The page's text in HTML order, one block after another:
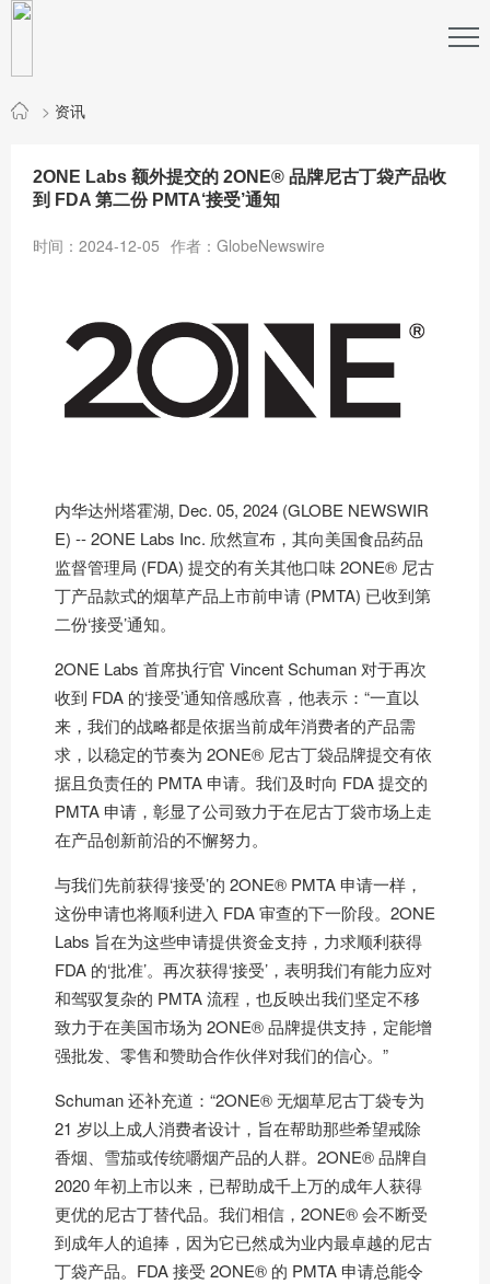
> 资讯
2ONE Labs 额外提交的 2ONE® 品牌尼古丁袋产品收
到 FDA 第二份 PMTA‘接受’通知
时间：2024-12-05 作者：GlobeNewswire
内华达州塔霍湖, Dec. 05, 2024 (GLOBE NEWSWIR
E) -- 2ONE Labs Inc. 欣然宣布，其向美国食品药品
监督管理局 (FDA) 提交的有关其他口味 2ONE® 尼古
丁产品款式的烟草产品上市前申请 (PMTA) 已收到第
二份‘接受’通知。
2ONE Labs 首席执行官 Vincent Schuman 对于再次
收到 FDA 的‘接受’通知倍感欣喜，他表示：“一直以
来，我们的战略都是依据当前成年消费者的产品需
求，以稳定的节奏为 2ONE® 尼古丁袋品牌提交有依
据且负责任的 PMTA 申请。我们及时向 FDA 提交的
PMTA 申请，彰显了公司致力于在尼古丁袋市场上走
在产品创新前沿的不懈努力。
与我们先前获得‘接受’的 2ONE® PMTA 申请一样，
这份申请也将顺利进入 FDA 审查的下一阶段。2ONE
Labs 旨在为这些申请提供资金支持，力求顺利获得
FDA 的‘批准’。再次获得‘接受’，表明我们有能力应对
和驾驭复杂的 PMTA 流程，也反映出我们坚定不移
致力于在美国市场为 2ONE® 品牌提供支持，定能增
强批发、零售和赞助合作伙伴对我们的信心。”
Schuman 还补充道：“2ONE® 无烟草尼古丁袋专为
21 岁以上成人消费者设计，旨在帮助那些希望戒除
香烟、雪茄或传统嚼烟产品的人群。2ONE® 品牌自
2020 年初上市以来，已帮助成千上万的成年人获得
更优的尼古丁替代品。我们相信，2ONE® 会不断受
到成年人的追捧，因为它已然成为业内最卓越的尼古
丁袋产品。FDA 接受 2ONE® 的 PMTA 申请总能令